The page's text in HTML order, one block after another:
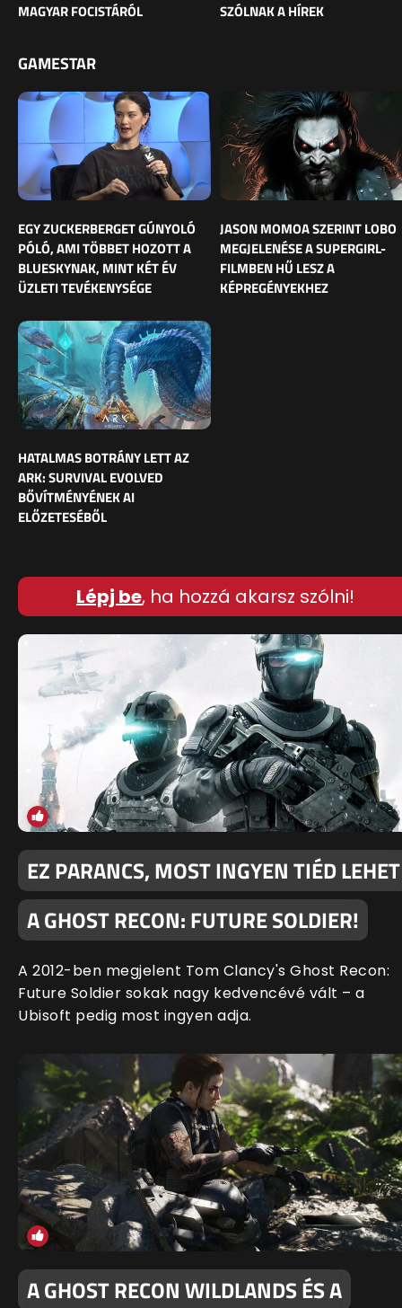
MAGYAR FOCISTÁRÓL
SZÓLNAK A HÍREK
GAMESTAR
EGY ZUCKERBERGET GÚNYOLÓ
PÓLÓ, AMI TÖBBET HOZOTT A
BLUESKYNAK, MINT KÉT ÉV
ÜZLETI TEVÉKENYSÉGE
JASON MOMOA SZERINT LOBO
MEGJELENÉSE A SUPERGIRL-
FILMBEN HŰ LESZ A
KÉPREGÉNYEKHEZ
HATALMAS BOTRÁNY LETT AZ
ARK: SURVIVAL EVOLVED
BŐVÍTMÉNYÉNEK AI
ELŐZETESÉBŐL
Lépj be, ha hozzá akarsz szólni!
EZ PARANCS, MOST INGYEN TIÉD LEHET
A GHOST RECON: FUTURE SOLDIER!
A 2012-ben megjelent Tom Clancy's Ghost Recon:
Future Soldier sokak nagy kedvencévé vált – a
Ubisoft pedig most ingyen adja.
A GHOST RECON WILDLANDS ÉS A